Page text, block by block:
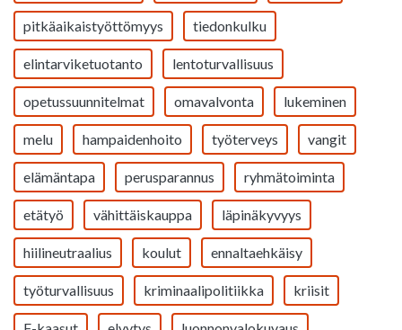
pitkäaikaistyöttömyys tiedonkulku
elintarviketuotanto lentoturvallisuus
opetussuunnitelmat omavalvonta lukeminen
melu hampaidenhoito työterveys vangit
elämäntapa perusparannus ryhmätoiminta
etätyö vähittäiskauppa läpinäkyvyys
hiilineutraalius koulut ennaltaehkäisy
työturvallisuus kriminaalipolitiikka kriisit